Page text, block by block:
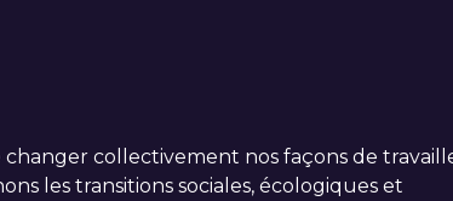
changer collectivement nos façons de
les transitions sociales, écologiques et